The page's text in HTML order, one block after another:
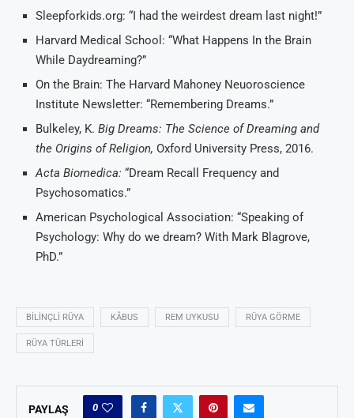
Sleepforkids.org: “I had the weirdest dream last night!”
Harvard Medical School: “What Happens In the Brain
While Daydreaming?”
On the Brain: The Harvard Mahoney Neuoroscience
Institute Newsletter: “Remembering Dreams.”
Bulkeley, K. Big Dreams: The Science of Dreaming and
the Origins of Religion, Oxford University Press, 2016.
Acta Biomedica: “Dream Recall Frequency and
Psychosomatics.”
American Psychological Association: “Speaking of
Psychology: Why do we dream? With Mark Blagrove,
PhD.”
BILINÇLI RÜYA KÂBUS REM UYKUSU RÜYA GÖRME
RÜYA TÜRLERI
PAYLAŞ 0